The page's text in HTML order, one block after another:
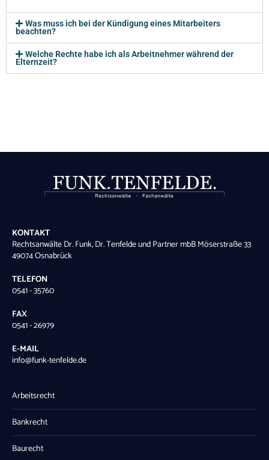
Was muss ich bei der Kündigung eines Mitarbeiters
beachten?
Welche Rechte habe ich als Arbeitnehmer während der
Elternzeit?
KONTAKT
Rechtsanwälte Dr. Funk, Dr. Tenfelde und Partner mbB Möserstraße 33
49074 Osnabrück
TELEFON
0541 - 35760
FAX
0541 - 26979
E-MAIL
info@funk-tenfelde.de
Arbeitsrecht
Bankrecht
Baurecht